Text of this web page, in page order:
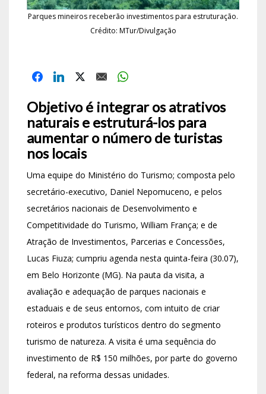
Parques mineiros receberão investimentos para estruturação.
Crédito: MTur/Divulgação
Objetivo é integrar os atrativos
naturais e estruturá-los para
aumentar o número de turistas
nos locais
Uma equipe do Ministério do Turismo; composta pelo
secretário-executivo, Daniel Nepomuceno, e pelos
secretários nacionais de Desenvolvimento e
Competitividade do Turismo, William França; e de
Atração de Investimentos, Parcerias e Concessões,
Lucas Fiuza; cumpriu agenda nesta quinta-feira (30.07),
em Belo Horizonte (MG). Na pauta da visita, a
avaliação e adequação de parques nacionais e
estaduais e de seus entornos, com intuito de criar
roteiros e produtos turísticos dentro do segmento
turismo de natureza. A visita é uma sequência do
investimento de R$ 150 milhões, por parte do governo
federal, na reforma dessas unidades.